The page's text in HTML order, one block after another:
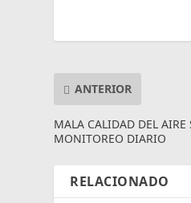
ANTERIOR
MALA CALIDAD DEL
MONITOREO DIARIO
RELACIONADO